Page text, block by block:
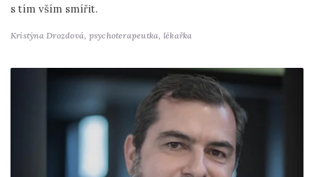
s tím vším smířit.
Kristýna Drozdová, psychoterapeutka, lékařka